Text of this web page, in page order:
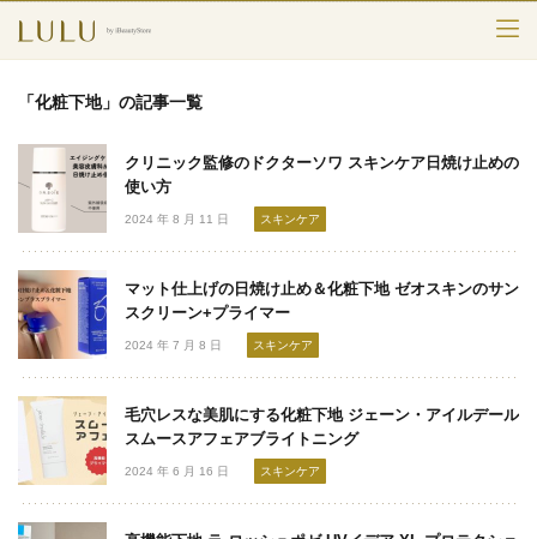
スキンケア
メークアップ
エイジングケア
フレグランス
ボディ＆ヘア
ライフスタイル
「化粧下地」の記事一覧
クリニック監修のドクターソワ スキンケア日焼け止めの
使い方
2024 年 8 月 11 日 スキンケア
マット仕上げの日焼け止め＆化粧下地 ゼオスキンのサン
スクリーン+プライマー
2024 年 7 月 8 日 スキンケア
毛穴レスな美肌にする化粧下地 ジェーン・アイルデール
スムースアフェアブライトニング
2024 年 6 月 16 日 スキンケア